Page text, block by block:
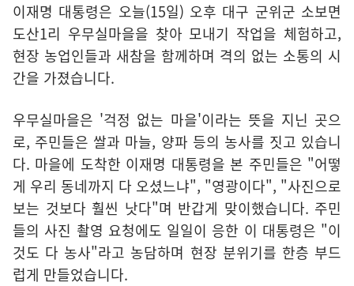
이재명 대통령은 오늘(15일) 오후 대구 군위군 소보면
도산1리 우무실마을을 찾아 모내기 작업을 체험하고,
현장 농업인들과 새참을 함께하며 격의 없는 소통의 시
간을 가졌습니다.
우무실마을은 '걱정 없는 마을'이라는 뜻을 지닌 곳으
로, 주민들은 쌀과 마늘, 양파 등의 농사를 짓고 있습니
다. 마을에 도착한 이재명 대통령을 본 주민들은 "어떻
게 우리 동네까지 다 오셨느냐", "영광이다", "사진으로
보는 것보다 훨씬 낫다"며 반갑게 맞이했습니다. 주민
들의 사진 촬영 요청에도 일일이 응한 이 대통령은 "이
것도 다 농사"라고 농담하며 현장 분위기를 한층 부드
럽게 만들었습니다.